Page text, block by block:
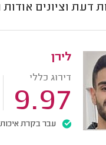
דעת וציונים
לירן
דירוג כללי
9.97
עבר בקרת